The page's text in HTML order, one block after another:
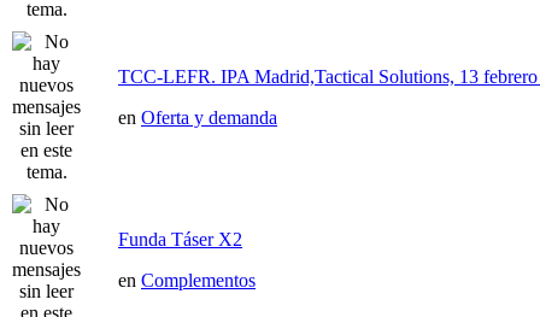
TCC-LEFR. IPA Madrid,Tactical Solutions, 13
en Oferta y demanda
Funda Táser X2
en Complementos